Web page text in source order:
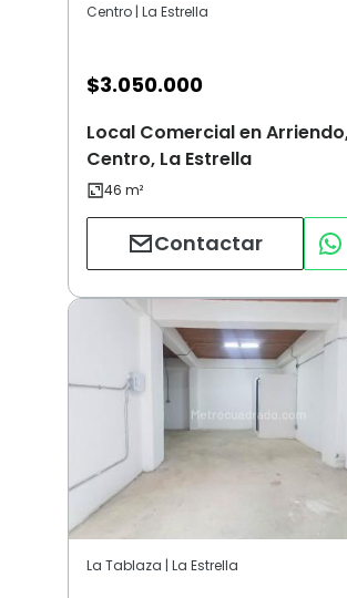
Centro | La Estrella
$3.050.000
Local Comercial en
Centro, La Estrella
Contactar
La Tablaza | La Estrella